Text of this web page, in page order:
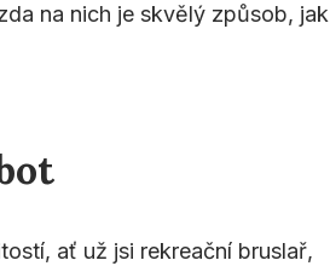
na nich je skvělý způsob, jak
ať už jsi rekreační bruslař,